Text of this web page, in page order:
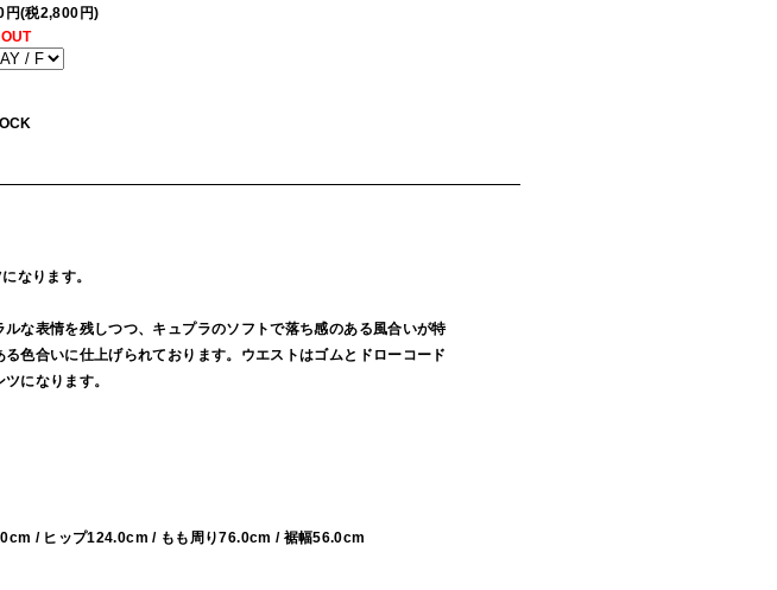
円(税2,800円)
なります。
な表情を残しつつ、キュプラのソフトで落ち感のある風合いが特
色合いに仕上げられております。ウエストはゴムとドローコード
になります。
/ ヒップ124.0cm / もも周り76.0cm / 裾幅56.0cm